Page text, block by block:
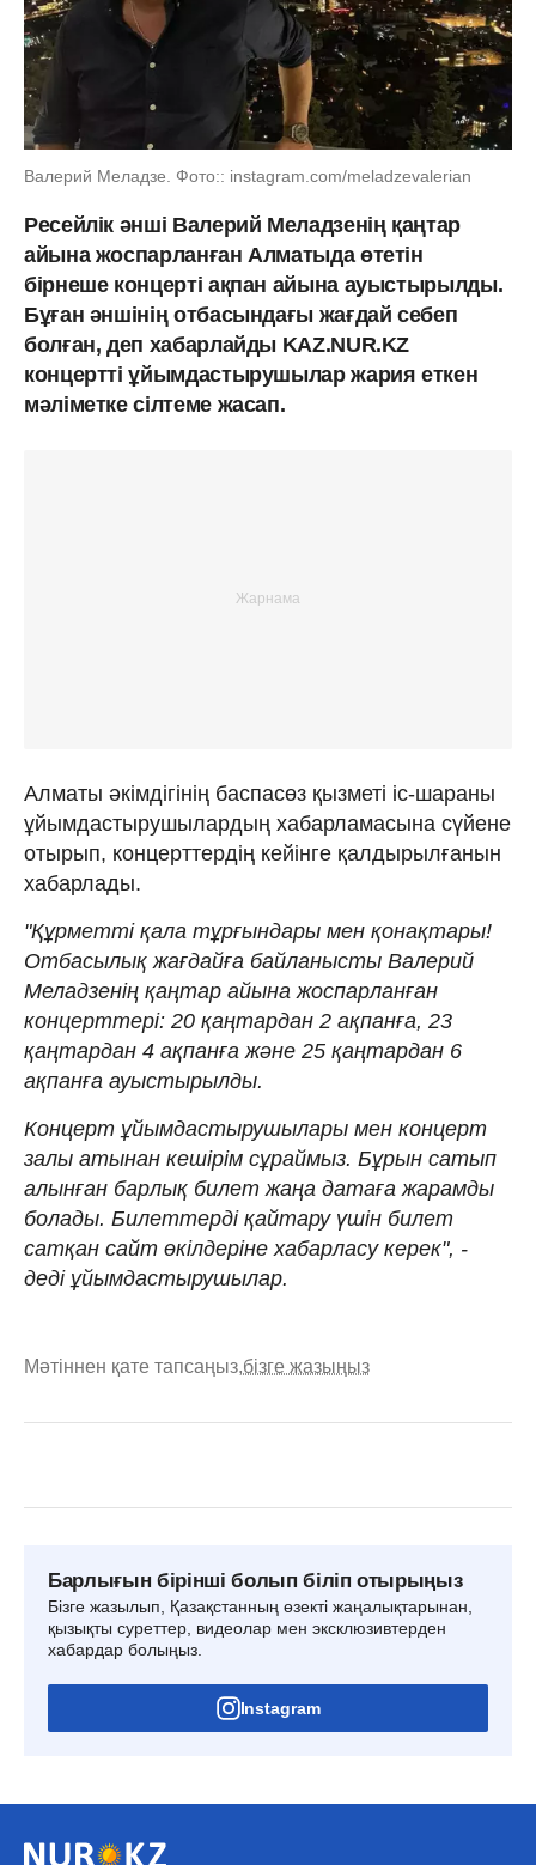
Валерий Меладзе. Фото:: instagram.com/meladzevalerian
Ресейлік әнші Валерий Меладзенің қаңтар
айына жоспарланған Алматыда өтетін
бірнеше концерті ақпан айына ауыстырылды.
Бұған әншінің отбасындағы жағдай себеп
болған, деп хабарлайды KAZ.NUR.KZ
концертті ұйымдастырушылар жария еткен
мәліметке сілтеме жасап.
Алматы әкімдігінің баспасөз қызметі іс-шараны
ұйымдастырушылардың хабарламасына сүйене
отырып, концерттердің кейінге қалдырылғанын
хабарлады.
"Құрметті қала тұрғындары мен қонақтары!
Отбасылық жағдайға байланысты Валерий
Меладзенің қаңтар айына жоспарланған
концерттері: 20 қаңтардан 2 ақпанға, 23
қаңтардан 4 ақпанға және 25 қаңтардан 6
ақпанға ауыстырылды.
Концерт ұйымдастырушылары мен концерт
залы атынан кешірім сұраймыз. Бұрын сатып
алынған барлық билет жаңа датаға жарамды
болады. Билеттерді қайтару үшін билет
сатқан сайт өкілдеріне хабарласу керек", -
деді ұйымдастырушылар.
Мәтіннен қате тапсаңыз,бізге жазыңыз
Барлығын бірінші болып біліп отырыңыз
Бізге жазылып, Қазақстанның өзекті жаңалықтарынан,
қызықты суреттер, видеолар мен эксклюзивтерден
хабардар болыңыз.
Instagram